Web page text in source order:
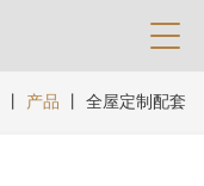
产品 全屋定制配套